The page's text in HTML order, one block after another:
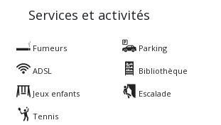
Services et activités
Fumeurs Parking
ADSL Bibliothèque
Jeux enfants Escalade
Tennis